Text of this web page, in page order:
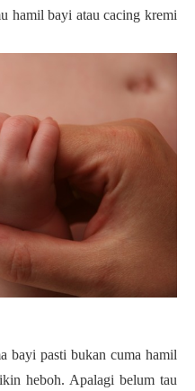
hamil bayi atau cacing kremi
bayi pasti bukan cuma hamil
heboh. Apalagi belum tau